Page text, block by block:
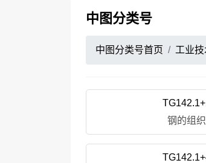
中图分类号
中图分类号首页 工业
钢的组织